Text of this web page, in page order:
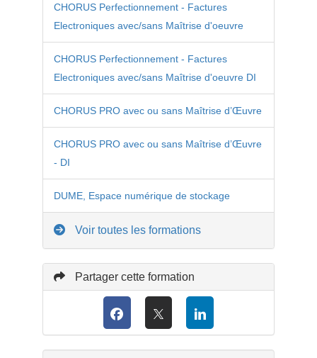
CHORUS Perfectionnement - Factures
Electroniques avec/sans Maîtrise d'oeuvre
CHORUS Perfectionnement - Factures
Electroniques avec/sans Maîtrise d'oeuvre DI
CHORUS PRO avec ou sans Maîtrise d’Œuvre
CHORUS PRO avec ou sans Maîtrise d’Œuvre
- DI
DUME, Espace numérique de stockage
Voir toutes les formations
Partager cette formation